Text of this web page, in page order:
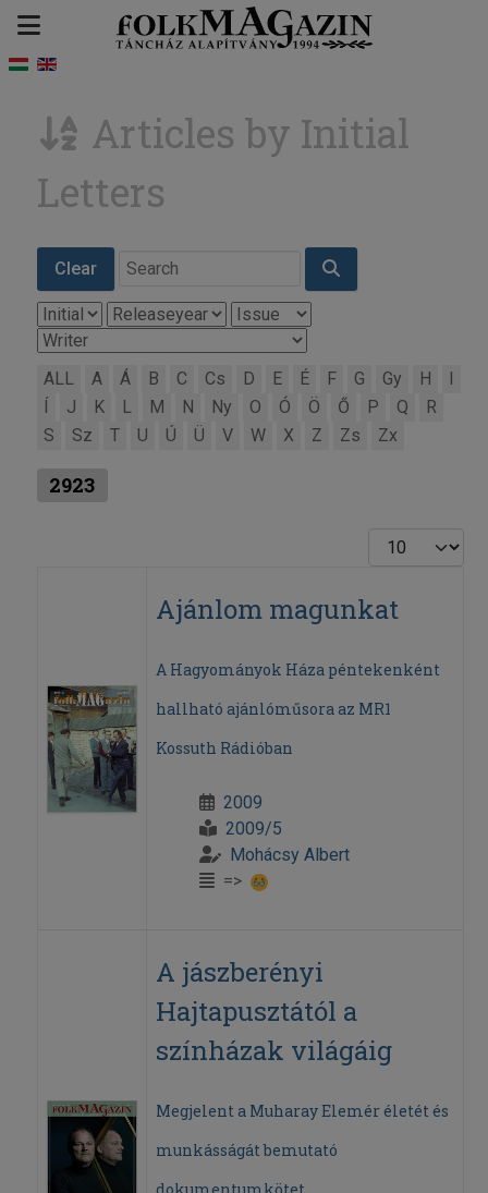
Articles by Initial
Letters
Clear
ALL A Á B C Cs D E É F G Gy H
J K L M N Ny O Ó Ö Ő P Q
R
S
Sz T U Ú Ü V W X Z Zs Zx
2923
Display #
Ajánlom magunkat
A Hagyományok Háza péntekenként
hallható ajánlóműsora az MR1
Kossuth Rádióban
2009
2009/5
Mohácsy Albert
=>
A jászberényi
Hajtapusztától a
színházak világáig
Megjelent a Muharay Elemér életét és
munkásságát bemutató